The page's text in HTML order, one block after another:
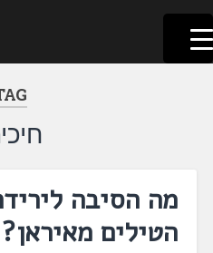
דלג
לתוכן
לשוניאדה
עברית. לשון. שפה
מה הסיבה
הטילים מאיראן?